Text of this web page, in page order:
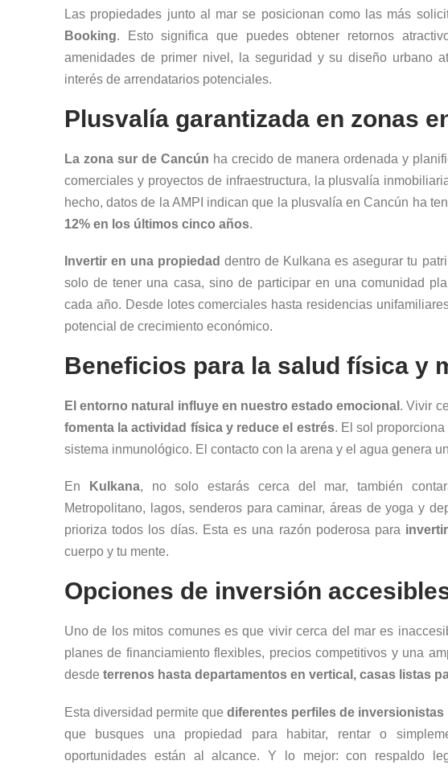
Las propiedades junto al mar se posicionan como las más
Booking. Esto significa que puedes obtener retornos
amenidades de primer nivel, la seguridad y su diseño urbano
interés de arrendatarios potenciales.
Plusvalía garantizada en zonas
La zona sur de Cancún ha crecido de manera ordenada y
comerciales y proyectos de infraestructura, la plusvalía
hecho, datos de la AMPI indican que la plusvalía en Cancún ha
12% en los últimos cinco años.
Invertir en una propiedad dentro de Kulkana es asegurar tu
solo de tener una casa, sino de participar en una comunidad
cada año. Desde lotes comerciales hasta residencias
potencial de crecimiento económico.
Beneficios para la salud física y
El entorno natural influye en nuestro estado emocional . Vivir
fomenta la actividad física y reduce el estrés. El sol
sistema inmunológico. El contacto con la arena y el agua genera
En Kulkana, no solo estarás cerca del mar, también
Metropolitano, lagos, senderos para caminar, áreas de yoga y
prioriza todos los días. Esta es una razón poderosa para
cuerpo y tu mente.
Opciones de inversión
Uno de los mitos comunes es que vivir cerca del mar es
planes de financiamiento flexibles, precios competitivos y una
desde terrenos hasta departamentos en vertical, casas listas
Esta diversidad permite quediferentes perfiles de
que busques una propiedad para habitar, rentar o
oportunidades están al alcance. Y lo mejor: con respaldo